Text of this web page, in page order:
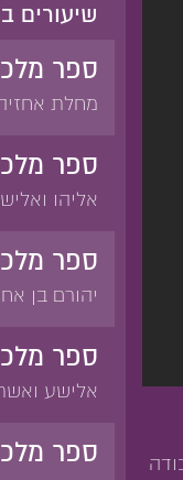
שיעורים
ספר
מחלת
אחזיהו.
ספר
אליהו
בסערה
אדרת
דובים מהיער.
ספר
יהורם בן
המנגן'.
ויעלהו
ספר
אלישע
השונמית.
אלישע
ספר